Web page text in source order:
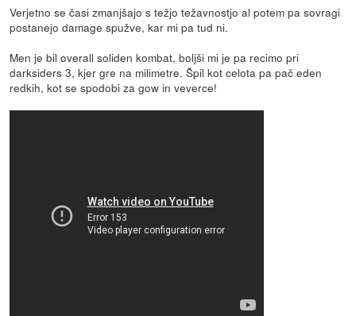
Verjetno se časi zmanjšajo s težjo težavnostjo al potem pa sovragi
postanejo damage spužve, kar mi pa tud ni.
Men je bil overall soliden kombat, boljši mi je pa recimo pri
darksiders 3, kjer gre na milimetre. Špil kot celota pa pač eden
redkih, kot se spodobi za gow in veverce!